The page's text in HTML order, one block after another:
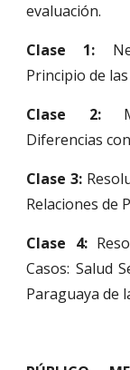
evaluación.
Clase 1:
Principio de
Clase 2:
Diferencias
Clase 3:
Relaciones de
Clase 4:
Casos: Salud
Paraguaya de